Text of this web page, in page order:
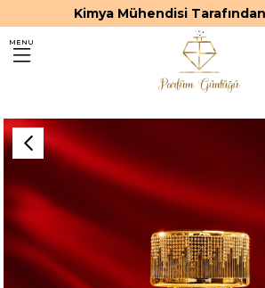
Kimya Mühendisi
MENU